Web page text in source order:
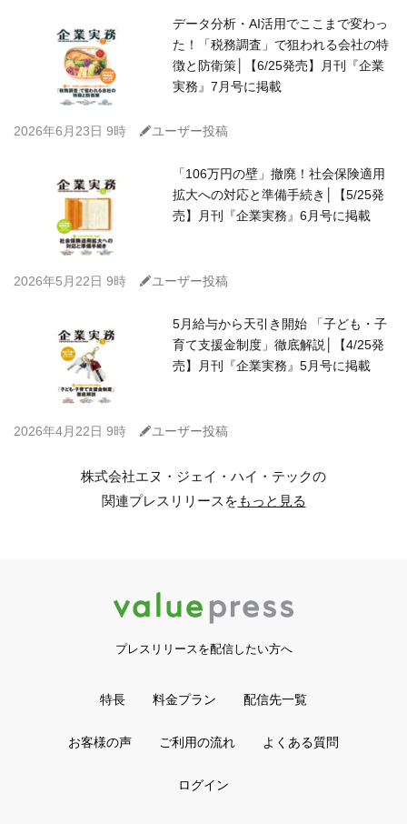
データ分析・AI活用でここまで変わっ
た！「税務調査」で狙われる会社の特
徴と防衛策│【6/25発売】月刊『企業
実務』7月号に掲載
2026年6月23日 9時 Cユーザー投稿
「106万円の壁」撤廃！社会保険適用
拡大への対応と準備手続き│【5/25発
売】月刊『企業実務』6月号に掲載
2026年5月22日 9時 Cユーザー投稿
5月給与から天引き開始 「子ども・子
育て支援金制度」徹底解説│【4/25発
売】月刊『企業実務』5月号に掲載
2026年4月22日 9時 Cユーザー投稿
株式会社エヌ・ジェイ・ハイ・テックの
関連プレスリリースをもっと見る
プレスリリースを配信したい方へ
特長 料金プラン 配信先一覧
お客様の声 ご利用の流れ よくある質問
ログイン